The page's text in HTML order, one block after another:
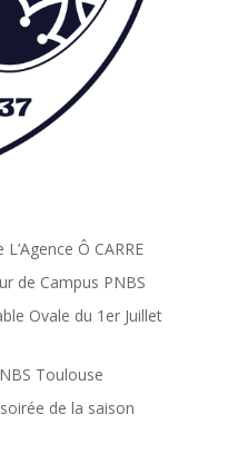
Ô CARRE
de Campus PNBS
Ovale du 1er Juillet
Toulouse
de la saison